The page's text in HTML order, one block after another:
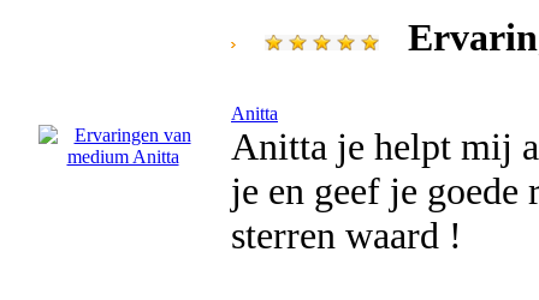
Anitta
Anitta je helpt mij
je en geef je goede
sterren waard !